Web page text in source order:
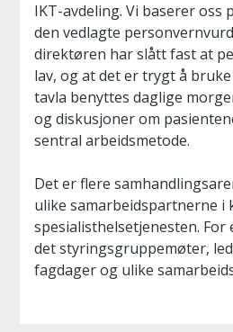
IKT-avdeling. Vi baserer oss
den vedlagte
direktøren har slått fast at
lav, og at det er trygt å
tavla benyttes daglige
og diskusjoner om
sentral arbeidsmetode.
Det er flere
ulike samarbeidspartnerne i
spesialisthelsetjenesten. For
det styringsgruppemøter,
fagdager og ulike